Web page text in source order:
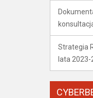
Strategia
lata 2023-